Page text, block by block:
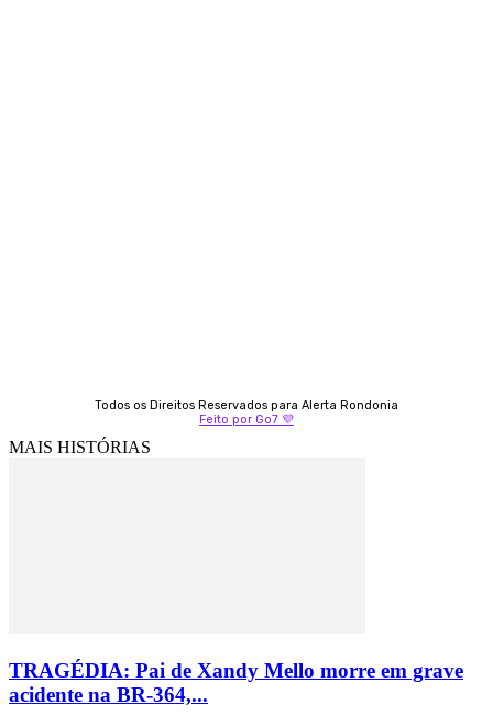
Todos os Direitos Reservados para Alerta Rondonia
Feito por Go7 💜
MAIS HISTÓRIAS
TRAGÉDIA: Pai de Xandy Mello morre em grave
acidente na BR-364,...